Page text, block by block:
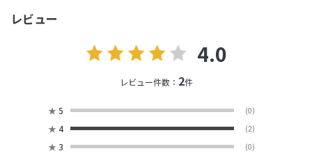
レビュー
4.0
レビュー件数： 2件
★ 5 (0)
★ 4 (2)
★ 3 (0)